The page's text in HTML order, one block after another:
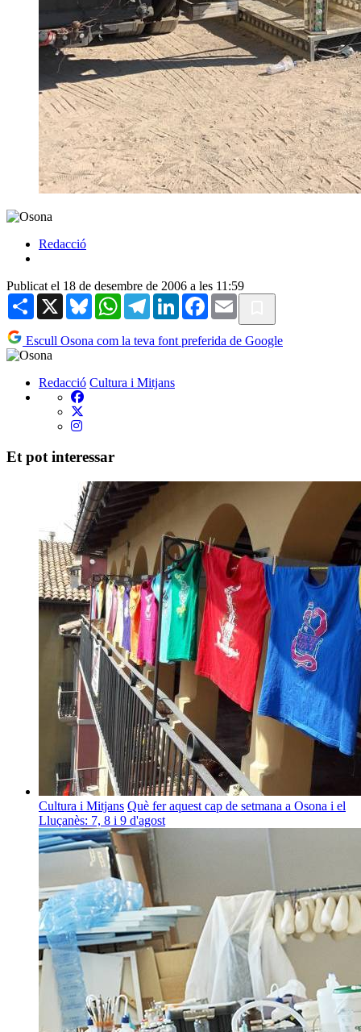
Redacció
Publicat el 18 de desembre de 2006 a les 11:59
Share X BlueskyWhatsAppTelegramLinkedInFacebook
Email
Escull Osona com la teva font preferida de Google
Redacció Cultura i Mitjans
Et pot interessar
Cultura i Mitjans Què fer aquest cap de setmana a Osona i el
Lluçanès: 7, 8 i 9 d'agost